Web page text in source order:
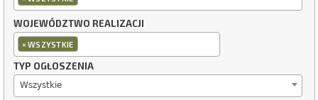
WOJEWÓDZTWO REALIZACJI
×WSZYSTKIE
TYP OGŁOSZENIA
Wszystkie